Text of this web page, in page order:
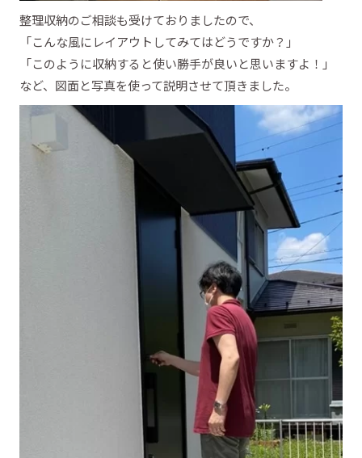
整理収納のご相談も受けておりましたので、
「こんな風にレイアウトしてみてはどうですか？」
「このように収納すると使い勝手が良いと思いますよ！」
など、図面と写真を使って説明させて頂きました。